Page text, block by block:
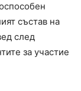
състав на
след
за участие